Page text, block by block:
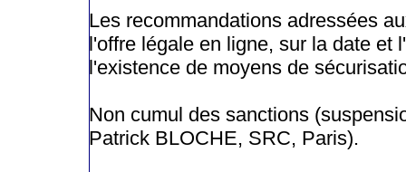
Les recommandations adressées
l'offre légale en ligne, sur la date et
l'existence de moyens de
Non cumul des sanctions
Patrick BLOCHE, SRC, Paris).